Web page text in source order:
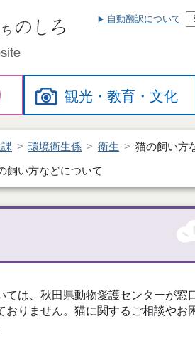
自動翻訳について
観光・教育・文化
環境衛生係 衛生 猫の飼い方
飼い方などについて
は、秋田県動物愛護センターが窓
りません。猫に関するご相談やお